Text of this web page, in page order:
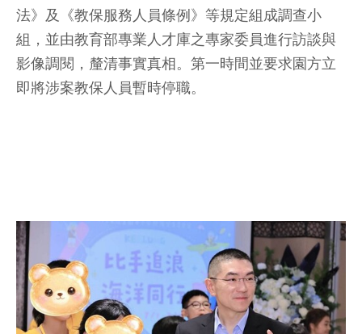
法》及《教保服務人員條例》等規定組成調查小
組，並由教育部專業人才庫之專家委員進行訪談與
影像調閱，釐清事實真相。第一時間並要求園方立
即將涉案教保人員暫時停職。